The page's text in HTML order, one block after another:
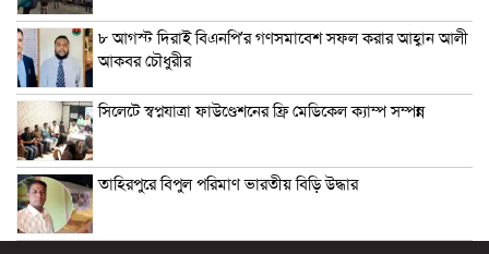
৮ আগস্ট দিরাই বিএনপি’র গণসমাবেশ সফল করার আহ্বান আলী
আকবর চৌধুরীর
সিলেটে স্বপ্নযাত্রা ফাউণ্ডেশনের ফ্রি মেডিকেল ক্যাম্প সম্পন্ন
তাহিরপুরে বিপুল পরিমাণ ভারতীয় বিড়ি উদ্ধার